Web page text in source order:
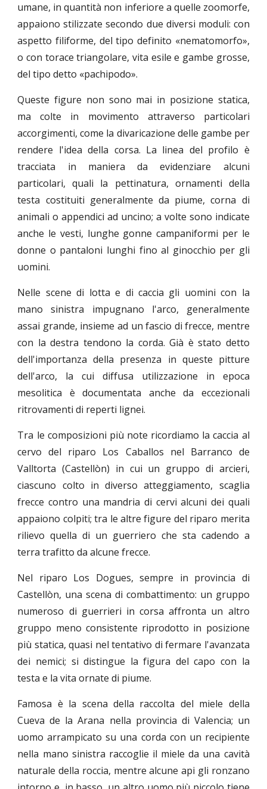
umane, in quantità non inferiore a quelle zoomorfe,
appaiono stilizzate secondo due diversi moduli: con
aspetto filiforme, del tipo definito «nematomorfo»,
o con torace triangolare, vita esile e gambe grosse,
del tipo detto «pachipodo».
Queste figure non sono mai in posizione statica,
ma colte in movimento attraverso particolari
accorgimenti, come la divaricazione delle gambe per
rendere l'idea della corsa. La linea del profilo è
tracciata in maniera da evidenziare alcuni
particolari, quali la pettinatura, ornamenti della
testa costituiti generalmente da piume, corna di
animali o appendici ad uncino; a volte sono indicate
anche le vesti, lunghe gonne campaniformi per le
donne o pantaloni lunghi fino al ginocchio per gli
uomini.
Nelle scene di lotta e di caccia gli uomini con la
mano sinistra impugnano l'arco, generalmente
assai grande, insieme ad un fascio di frecce, mentre
con la destra tendono la corda. Già è stato detto
dell'importanza della presenza in queste pitture
dell'arco, la cui diffusa utilizzazione in epoca
mesolitica è documentata anche da eccezionali
ritrovamenti di reperti lignei.
Tra le composizioni più note ricordiamo la caccia al
cervo del riparo Los Caballos nel Barranco de
Valltorta (Castellòn) in cui un gruppo di arcieri,
ciascuno colto in diverso atteggiamento, scaglia
frecce contro una mandria di cervi alcuni dei quali
appaiono colpiti; tra le altre figure del riparo merita
rilievo quella di un guerriero che sta cadendo a
terra trafitto da alcune frecce.
Nel riparo Los Dogues, sempre in provincia di
Castellòn, una scena di combattimento: un gruppo
numeroso di guerrieri in corsa affronta un altro
gruppo meno consistente riprodotto in posizione
più statica, quasi nel tentativo di fermare l'avanzata
dei nemici; si distingue la figura del capo con la
testa e la vita ornate di piume.
Famosa è la scena della raccolta del miele della
Cueva de la Arana nella provincia di Valencia; un
uomo arrampicato su una corda con un recipiente
nella mano sinistra raccoglie il miele da una cavità
naturale della roccia, mentre alcune api gli ronzano